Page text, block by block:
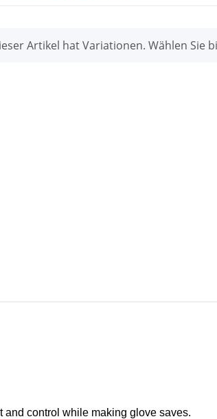
Artikel hat Variationen. Wählen Sie
and control while making glove saves.